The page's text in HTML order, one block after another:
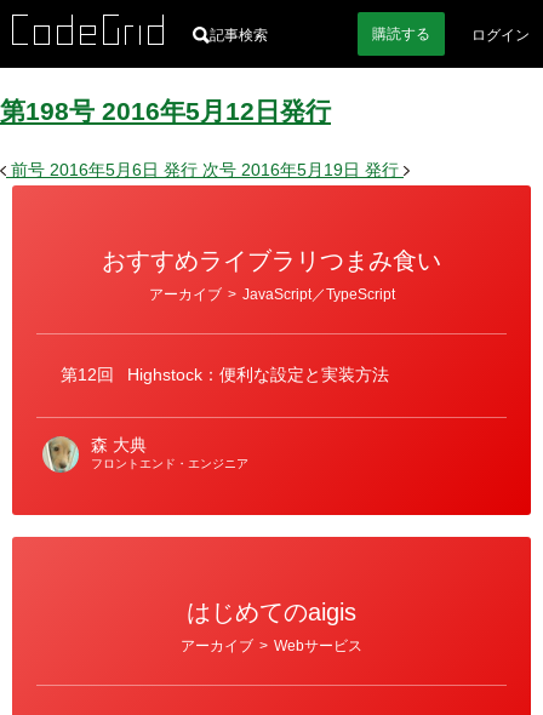
記事検索 購読する ログイン
第198号 2016年5 月 12 日 発行
前号 2016年5月6日 発行 次号 2016年5月19日 発行
おすすめライブラリつまみ食い
アーカイブ > JavaScript／TypeScript
第12回 Highstock：便利な設定と実装方法
森 大典
フロントエンド・エンジニア
はじめてのaigis
アーカイブ > Webサービス